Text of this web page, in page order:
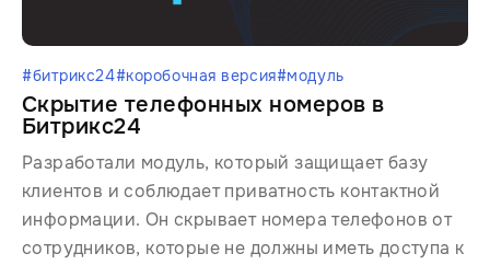
#битрикс24#коробочная версия#модуль
Скрытие телефонных номеров в
Битрикс24
Разработали модуль, который защищает базу
клиентов и соблюдает приватность контактной
информации. Он скрывает номера телефонов от
сотрудников, которые не должны иметь доступа к